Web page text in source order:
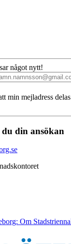
något nytt!
min mejladress
din ansökan
Om